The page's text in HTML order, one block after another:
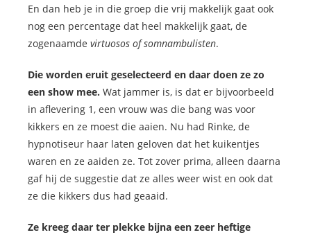
En dan heb je in die groep die vrij makkelijk gaat ook
nog een percentage dat heel makkelijk gaat, de
zogenaamde virtuosos of somnambulisten.
Die worden eruit geselecteerd en daar doen ze zo
een show mee. Wat jammer is, is dat er bijvoorbeeld
in aflevering 1, een vrouw was die bang was voor
kikkers en ze moest die aaien. Nu had Rinke, de
hypnotiseur haar laten geloven dat het kuikentjes
waren en ze aaiden ze. Tot zover prima, alleen daarna
gaf hij de suggestie dat ze alles weer wist en ook dat
ze die kikkers dus had geaaid.
Ze kreeg daar ter plekke bijna een zeer heftige